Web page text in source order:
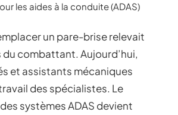
les aides à la conduite (ADAS)
un pare-brise relevait
combattant. Aujourd’hui,
et assistants mécaniques
des spécialistes. Le
systèmes ADAS devient